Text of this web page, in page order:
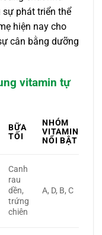
sự phát triển thể
hiện nay cho
cân bằng dưỡng
vitamin tự
BỮA
TỐI
NHÓM
VITAMIN
NỔI BẬT
Canh
rau
dền,
trứng
chiên
A, D, B, C